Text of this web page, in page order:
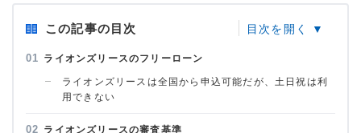
この記事の目次
ライオンズリースのフリーローン
ライオンズリースは全国から申込可能だが、土日祝は利
用できない
ライオンズリースの審査基準